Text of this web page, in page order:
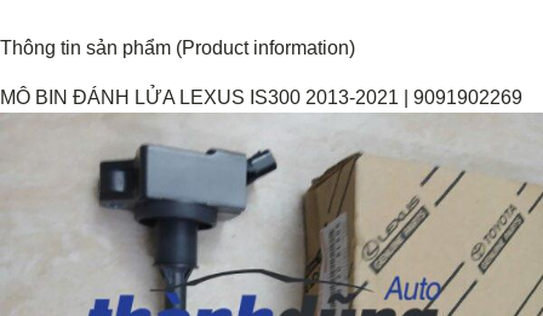
Thông tin sản phẩm (Product information)
MÔ BIN ĐÁNH LỬA LEXUS IS300 2013-2021 | 9091902269